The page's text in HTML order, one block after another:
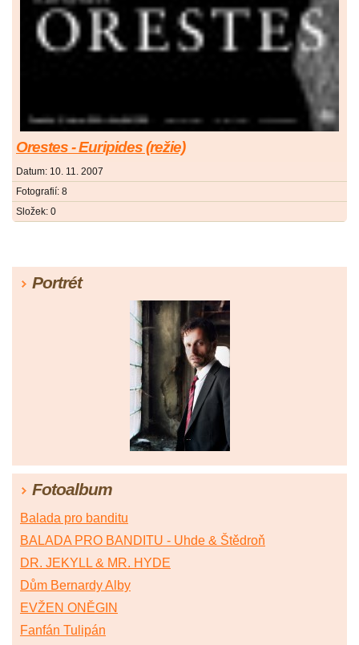
Orestes - Euripides (režie)
Datum: 10. 11. 2007
Fotografií: 8
Složek: 0
Portrét
Fotoalbum
Balada pro banditu
BALADA PRO BANDITU - Uhde & Štědroň
DR. JEKYLL & MR. HYDE
Dům Bernardy Alby
EVŽEN ONĚGIN
Fanfán Tulipán